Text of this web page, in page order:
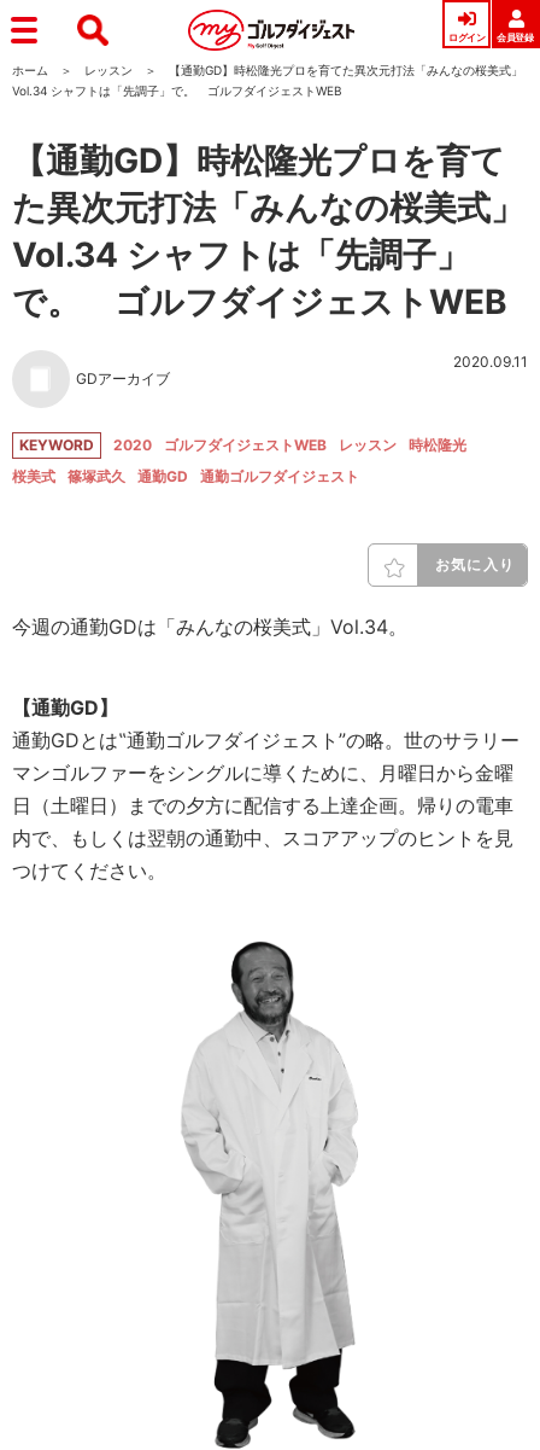
ログイン 会員登録
ホーム レッスン
【通勤GD】時松隆光プロを育てた異次元打法「みんなの桜美式」
Vol.34 シャフトは「先調子」で。 ゴルフダイジェストWEB
【通勤GD】時松隆光プロを育て
た異次元打法「みんなの桜美式」
Vol.34 シャフトは「先調子」
で。 ゴルフダイジェストWEB
GDアーカイブ
2020.09.11
KEYWORD 2020 ゴルフダイジェストWEB レッスン
時松隆光
桜美式
篠塚武久 通勤GD 通勤ゴルフダイジェスト
お気に入り
今週の通勤GDは「みんなの桜美式」Vol.34。
【通勤GD】
通勤GDとは‟通勤ゴルフダイジェスト”の略。世のサラリー
マンゴルファーをシングルに導くために、月曜日から金曜
日（土曜日）までの夕方に配信する上達企画。帰りの電車
内で、もしくは翌朝の通勤中、スコアアップのヒントを見
つけてください。